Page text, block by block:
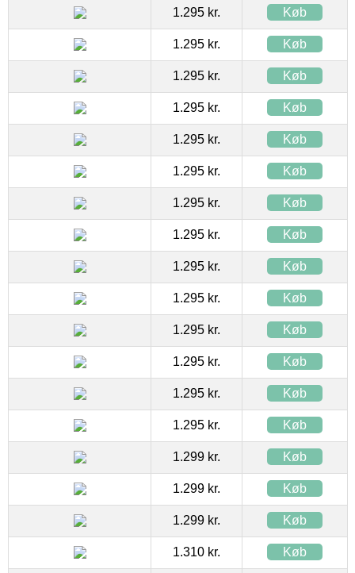
1.295 kr. Køb
1.295 kr. Køb
1.295 kr. Køb
1.295 kr. Køb
1.295 kr. Køb
1.295 kr. Køb
1.295 kr. Køb
1.295 kr. Køb
1.295 kr. Køb
1.295 kr. Køb
1.295 kr. Køb
1.295 kr. Køb
1.295 kr. Køb
1.295 kr. Køb
1.299 kr. Køb
1.299 kr. Køb
1.299 kr. Køb
1.310 kr. Køb